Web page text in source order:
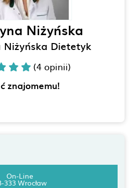
Niżyńska
Dietetyk
(4 opinii)
znajomemu!
On-Line
333 Wrocław